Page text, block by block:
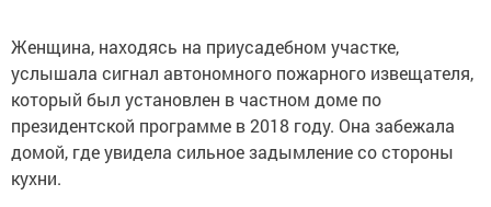
Женщина, находясь на приусадебном участке,
услышала сигнал автономного пожарного извещателя,
который был установлен в частном доме по
президентской программе в 2018 году. Она забежала
домой, где увидела сильное задымление со стороны
кухни.